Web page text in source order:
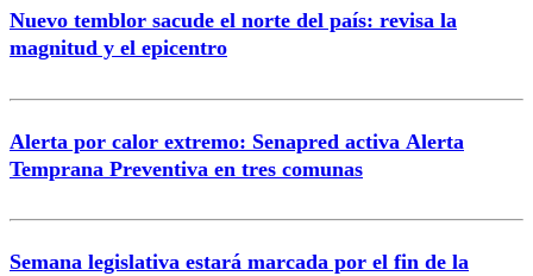
Nuevo temblor sacude el norte del país: revisa la
magnitud y el epicentro
Alerta por calor extremo: Senapred activa Alerta
Temprana Preventiva en tres comunas
Semana legislativa estará marcada por el fin de la